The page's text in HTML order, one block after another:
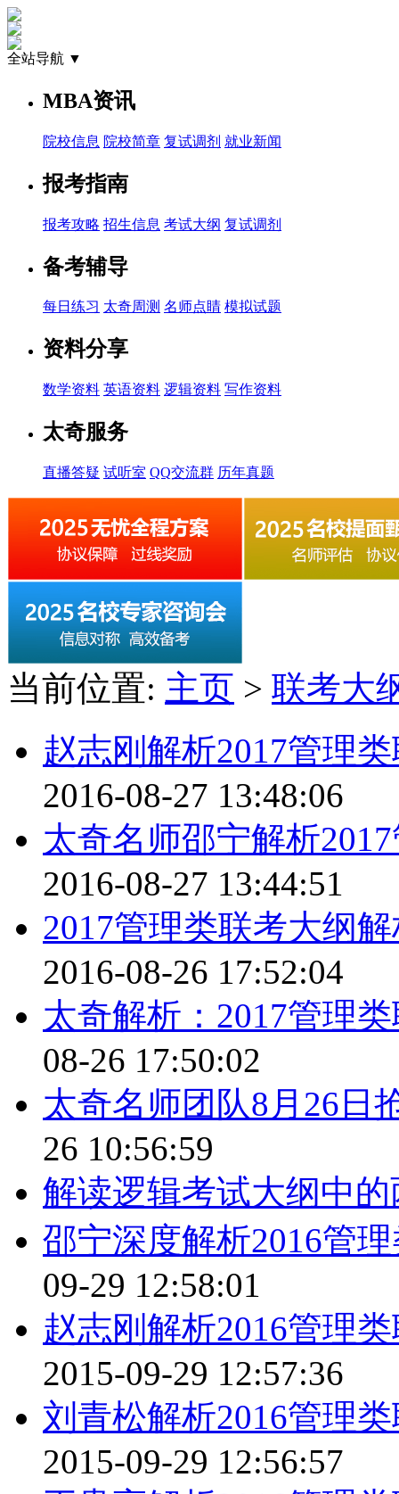
全站导航 ▼
MBA资讯
院校信息 院校简章 复试调剂 就业新闻
报考指南
报考攻略 招生信息 考试大纲 复试调剂
备考辅导
每日练习 太奇周测 名师点睛 模拟试题
资料分享
数学资料 英语资料 逻辑资料 写作资料
太奇服务
直播答疑 试听室 QQ交流群 历年真题
当前位置: 主页 > 联考大
赵志刚解析2017管理
2016-08-27 13:48:06
太奇名师邵宁解析
2016-08-27 13:44:51
2017管理类联考大纲
2016-08-26 17:52:04
太奇解析：2017管理
08-26 17:50:02
太奇名师团队8月26日
26 10:56:59
解读逻辑考试大纲中的
邵宁深度解析2016管
09-29 12:58:01
赵志刚解析2016管理
2015-09-29 12:57:36
刘青松解析2016管理
2015-09-29 12:56:57